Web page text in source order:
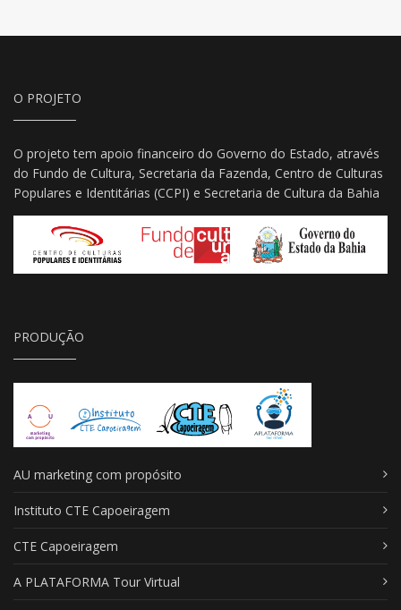
O PROJETO
O projeto tem apoio financeiro do Governo do Estado, através
do Fundo de Cultura, Secretaria da Fazenda, Centro de Culturas
Populares e Identitárias (CCPI) e Secretaria de Cultura da Bahia
PRODUÇÃO
AU marketing com propósito
Instituto CTE Capoeiragem
CTE Capoeiragem
A PLATAFORMA Tour Virtual